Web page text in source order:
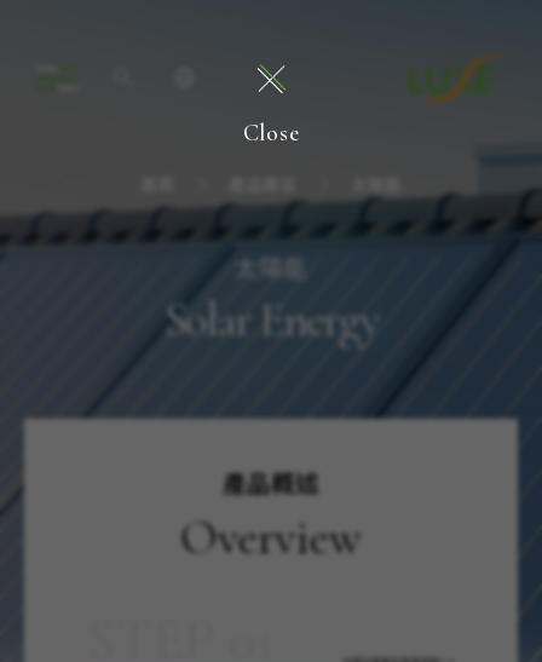
太陽能
Solar Energy
產品概述
Overview
Close